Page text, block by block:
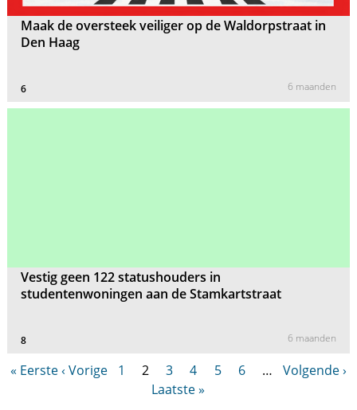
Maak de oversteek veiliger op de Waldorpstraat in
Den Haag
6 6 maanden
Vestig geen 122 statushouders in
studentenwoningen aan de Stamkartstraat
8 6 maanden
« Eerste‹ Vorige 1 2 3 4 5 6 …
Volgende ›
Laatste »